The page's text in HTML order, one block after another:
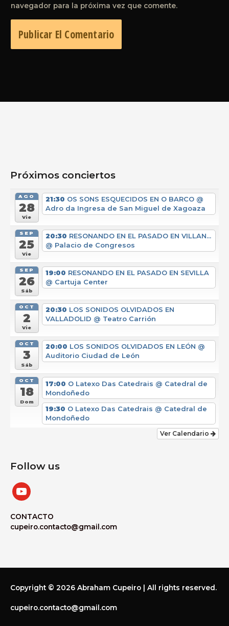
navegador para la próxima vez que comente.
Próximos conciertos
AGO
28
Vie
21:30 OS SONS ESQUECIDOS EN O BARCO @
Adro da Ingresa de San Miguel de Xagoaza
SEP
25
Vie
20:30 RESONANDO EN EL PASADO EN VILLAN...
@ Palacio de Congresos
SEP
26
Sáb
19:00 RESONANDO EN EL PASADO EN SEVILLA
@ Cartuja Center
OCT
2
Vie
20:30 LOS SONIDOS OLVIDADOS EN
VALLADOLID @ Teatro Carrión
OCT
3
Sáb
20:00 LOS SONIDOS OLVIDADOS EN LEÓN @
Auditorio Ciudad de León
OCT
18
Dom
17:00 O Latexo Das Catedrais @ Catedral de
Mondoñedo
19:30 O Latexo Das Catedrais @ Catedral de
Mondoñedo
Ver Calendario
Follow us
youtube
CONTACTO
cupeiro.contacto@gmail.com
Copyright © 2026 Abraham Cupeiro | All rights reserved.
cupeiro.contacto@gmail.com